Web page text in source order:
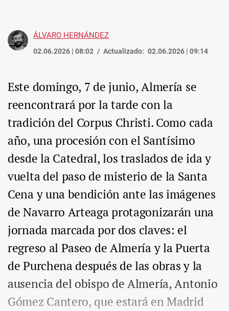
ÁLVARO HERNÁNDEZ
02.06.2026 | 08:02 Actualizado: 02.06.2026 | 09:14
Este domingo, 7 de junio, Almería se
reencontrará por la tarde con la
tradición del Corpus Christi. Como cada
año, una procesión con el Santísimo
desde la Catedral, los traslados de ida y
vuelta del paso de misterio de la Santa
Cena y una bendición ante las imágenes
de Navarro Arteaga protagonizarán una
jornada marcada por dos claves: el
regreso al Paseo de Almería y la Puerta
de Purchena después de las obras y la
ausencia del obispo de Almería, Antonio
Gómez Cantero, que estará en Madrid